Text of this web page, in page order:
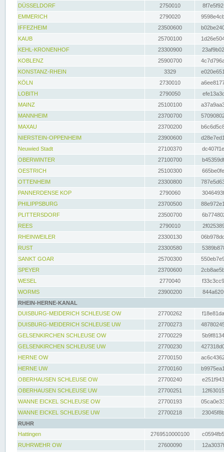
DÜSSELDORF
2750010
EMMERICH
2790020
IFFEZHEIM
23500600
KAUB
25700100
KEHL-KRONENHOF
23300900
KOBLENZ
25900700
KONSTANZ-RHEIN
3329
KÖLN
2730010
LOBITH
2790050
MAINZ
25100100
MANNHEIM
23700700
MAXAU
23700200
NIERSTEIN-OPPENHEIM
23900600
Neuwied Stadt
27100370
OBERWINTER
27100700
OESTRICH
25100300
OTTENHEIM
23300800
PANNERDENSE KOP
2790060
PHILIPPSBURG
23700500
PLITTERSDORF
23500700
REES
2790010
RHEINWEILER
23300130
RUST
23300580
SANKT GOAR
25700300
SPEYER
23700600
WESEL
2770040
WORMS
23900200
RHEIN-HERNE-KANAL
DUISBURG-MEIDERICH SCHLEUSE OW
27700262
DUISBURG-MEIDERICH SCHLEUSE UW
27700273
GELSENKIRCHEN SCHLEUSE OW
27700229
GELSENKIRCHEN SCHLEUSE UW
27700230
HERNE OW
27700150
HERNE UW
27700160
OBERHAUSEN SCHLEUSE OW
27700240
OBERHAUSEN SCHLEUSE UW
27700251
WANNE EICKEL SCHLEUSE OW
27700193
WANNE EICKEL SCHLEUSE UW
27700218
RUHR
Hattingen
2769510000100
RUHRWEHR OW
27600090